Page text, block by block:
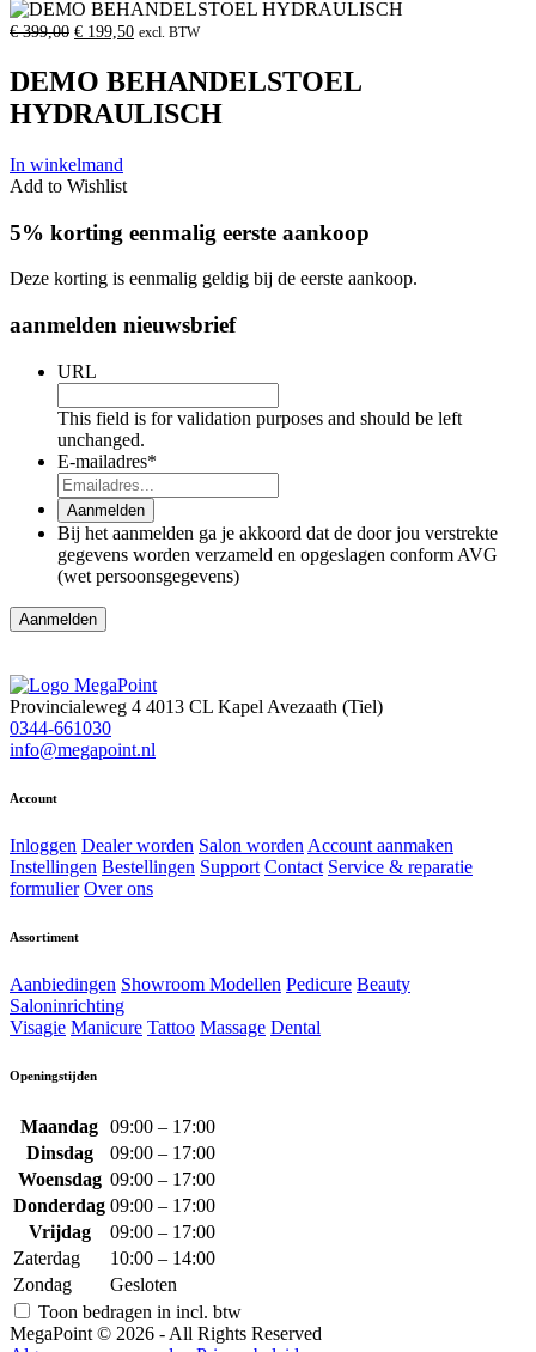
€399,00 Oorspronkelijke
€
399,00.
€ 199,50Huidige
€
199,50.
excl. BTW
DEMO BEHANDELSTOEL
HYDRAULISCH
In winkelmand
Add to Wishlist
5% korting eenmalig eerste aankoop
Deze korting is eenmalig geldig bij de eerste aankoop.
aanmelden nieuwsbrief
URL
This field is for validation purposes and should be left
unchanged.
E-mailadres*
Aanmelden
Bij het aanmelden ga je akkoord dat de door jou verstrekte
gegevens worden verzameld en opgeslagen conform AVG
(wet persoonsgegevens)
Aanmelden
Provincialeweg 4 4013 CL Kapel Avezaath (Tiel)
0344-661030
info@megapoint.nl
Account
Inloggen Dealer worden Salon worden Account aanmaken
Instellingen Bestellingen Support Contact Service & reparatie
formulier Over ons
Assortiment
Aanbiedingen Showroom Modellen Pedicure Beauty
Saloninrichting
Visagie Manicure Tattoo Massage Dental
Openingstijden
Maandag 09:00 – 17:00
Dinsdag
09:00 – 17:00
Woensdag 09:00 – 17:00
Donderdag 09:00 – 17:00
Vrijdag
09:00 – 17:00
Zaterdag
10:00 – 14:00
Zondag
Gesloten
Toon bedragen in incl. btw
MegaPoint © 2026 - All Rights Reserved